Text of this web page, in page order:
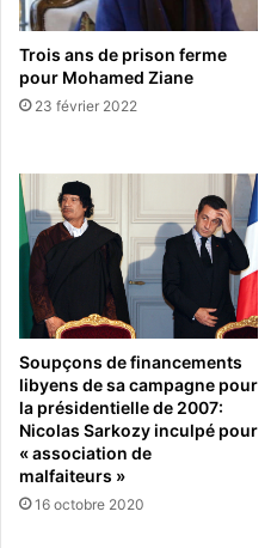
Trois ans de prison ferme
pour Mohamed Ziane
23 février 2022
Soupçons de financements
libyens de sa campagne pour
la présidentielle de 2007:
Nicolas Sarkozy inculpé pour
« association de
malfaiteurs »
16 octobre 2020